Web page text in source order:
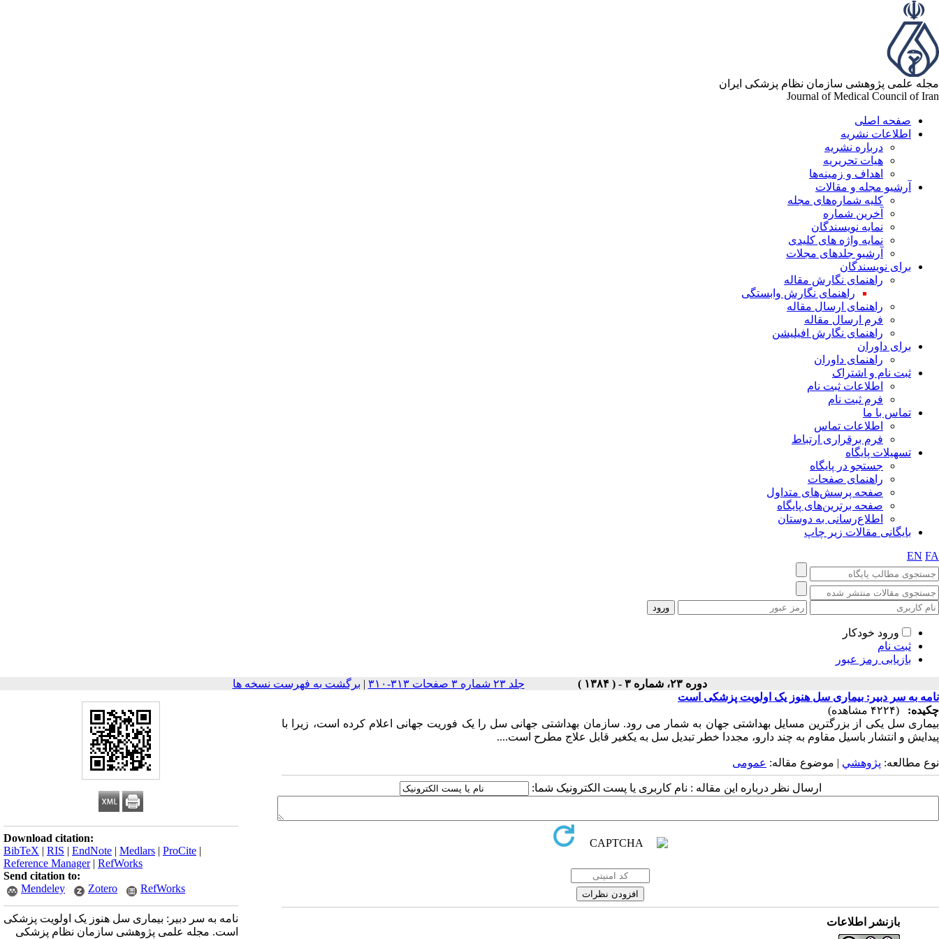
مجله علمی پژوهشی سازمان نظام پزشکی ایران
Journal of Medical Council of Iran
صفحه اصلی
اطلاعات نشریه
درباره نشریه
هیات تحریریه
اهداف و زمینه‌ها
آرشیو مجله و مقالات
کلیه شماره‌های مجله
آخرین شماره
نمایه نویسندگان
نمایه واژه های کلیدی
آرشیو جلدهای مجلات
برای نویسندگان
راهنمای نگارش مقاله
راهنمای نگارش وابستگی
راهنمای ارسال مقاله
فرم ارسال مقاله
راهنمای نگارش افیلیشن
برای داوران
راهنمای داوران
ثبت نام و اشتراک
اطلاعات ثبت نام
فرم ثبت نام
تماس با ما
اطلاعات تماس
فرم برقراری ارتباط
تسهیلات پایگاه
جستجو در پایگاه
راهنمای صفحات
صفحه پرسش‌های متداول
صفحه برترین‌های پایگاه
اطلاع‌رسانی به دوستان
بایگانی مقالات زیر چاپ
EN FA
ورود خودکار
ثبت نام
بازیابی رمز عبور
دوره ۲۳، شماره ۳ - ( ۱۳۸۴ ) جلد ۲۳ شماره ۳ صفحات ۳۱۳-۳۱۰ | برگشت به فهرست نسخه ها
Download citation:
BibTeX | RIS | EndNote | Medlars | ProCite |
Reference Manager| RefWorks
Send citation to:
Mendeley
Zotero RefWorks
نامه به سر دبیر: بیماری سل هنوز یک اولویت پزشکی
است. مجله علمی پژوهشی سازمان نظام پزشکی
نامه به سر دبیر: بیماری سل هنوز یک اولویت پزشکی است
چکیده:
(۴۲۲۴ مشاهده)
بیماری سل یکی از بزرگترین مسایل بهداشتی جهان به شمار می رود. سازمان بهداشتی جهانی سل را یک فوریت جهانی اعلام کرده است، زیرا با
پیدایش و انتشار باسیل مقاوم به چند دارو، مجددا خطر تبدیل سل به یکغیر قابل علاج مطرح است....
نوع مطالعه: پژوهشي | موضوع مقاله: عمومى
ارسال نظر درباره این مقاله : نام کاربری یا پست الکترونیک شما:
بازنشر اطلاعات